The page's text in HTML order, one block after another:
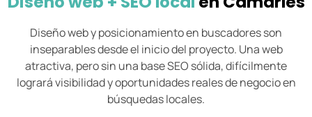
Diseño web y posicionamiento en buscadores son
inseparables desde el inicio del proyecto. Una web
atractiva, pero sin una base SEO sólida, difícilmente
logrará visibilidad y oportunidades reales de negocio en
búsquedas locales.